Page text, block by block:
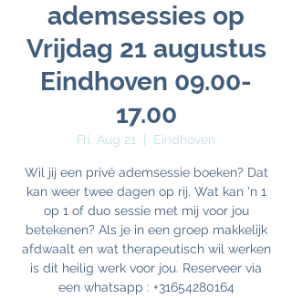
ademsessies op
Vrijdag 21 augustus
Eindhoven 09.00-
17.00
Fri, Aug 21 Eindhoven
Wil jij een privé ademsessie boeken? Dat
kan weer twee dagen op rij. Wat kan 'n 1
op 1 of duo sessie met mij voor jou
betekenen? Als je in een groep makkelijk
afdwaalt en wat therapeutisch wil werken
is dit heilig werk voor jou. Reserveer via
een whatsapp : +31654280164